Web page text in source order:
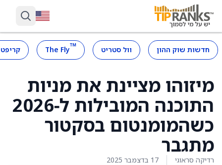
חדשות שוק ההון וול סטריט ™
The Fly
מיזוהו מציינת את מניות
התוכנה המובילות ל‑2026
כשהמומנטום בסקטור
מתגבר
רדיקה סראוגי 17 בדצמבר 2025